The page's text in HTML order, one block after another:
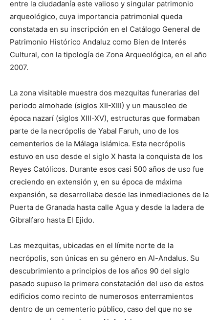
entre la ciudadanía este valioso y singular patrimonio
arqueológico, cuya importancia patrimonial queda
constatada en su inscripción en el Catálogo General de
Patrimonio Histórico Andaluz como Bien de Interés
Cultural, con la tipología de Zona Arqueológica, en el año
2007.
La zona visitable muestra dos mezquitas funerarias del
periodo almohade (siglos XII-XIII) y un mausoleo de
época nazarí (siglos XIII-XV), estructuras que formaban
parte de la necrópolis de Yabal Faruh, uno de los
cementerios de la Málaga islámica. Esta necrópolis
estuvo en uso desde el siglo X hasta la conquista de los
Reyes Católicos. Durante esos casi 500 años de uso fue
creciendo en extensión y, en su época de máxima
expansión, se desarrollaba desde las inmediaciones de la
Puerta de Granada hasta calle Agua y desde la ladera de
Gibralfaro hasta El Ejido.
Las mezquitas, ubicadas en el límite norte de la
necrópolis, son únicas en su género en Al-Andalus. Su
descubrimiento a principios de los años 90 del siglo
pasado supuso la primera constatación del uso de estos
edificios como recinto de numerosos enterramientos
dentro de un cementerio público, caso del que no se